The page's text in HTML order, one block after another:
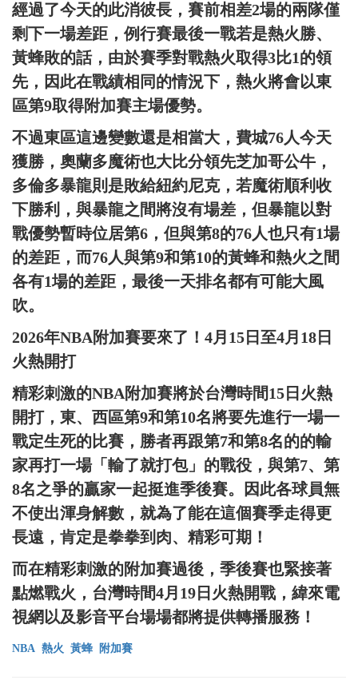
經過了今天的此消彼長，賽前相差2場的兩隊僅
剩下一場差距，例行賽最後一戰若是熱火勝、
黃蜂敗的話，由於賽季對戰熱火取得3比1的領
先，因此在戰績相同的情況下，熱火將會以東
區第9取得附加賽主場優勢。
不過東區這邊變數還是相當大，費城76人今天
獲勝，奧蘭多魔術也大比分領先芝加哥公牛，
多倫多暴龍則是敗給紐約尼克，若魔術順利收
下勝利，與暴龍之間將沒有場差，但暴龍以對
戰優勢暫時位居第6，但與第8的76人也只有1場
的差距，而76人與第9和第10的黃蜂和熱火之間
各有1場的差距，最後一天排名都有可能大風
吹。
2026年NBA附加賽要來了！4月15日至4月18日
火熱開打
精彩刺激的NBA附加賽將於台灣時間15日火熱
開打，東、西區第9和第10名將要先進行一場一
戰定生死的比賽，勝者再跟第7和第8名的的輸
家再打一場「輸了就打包」的戰役，與第7、第
8名之爭的贏家一起挺進季後賽。因此各球員無
不使出渾身解數，就為了能在這個賽季走得更
長遠，肯定是拳拳到肉、精彩可期！
而在精彩刺激的附加賽過後，季後賽也緊接著
點燃戰火，台灣時間4月19日火熱開戰，緯來電
視網以及影音平台場場都將提供轉播服務！
NBA 熱火 黃蜂 附加賽